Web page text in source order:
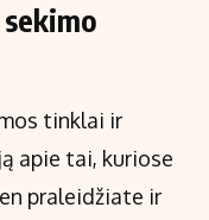
tinklai ir
apie tai, kuriose
praleidžiate ir